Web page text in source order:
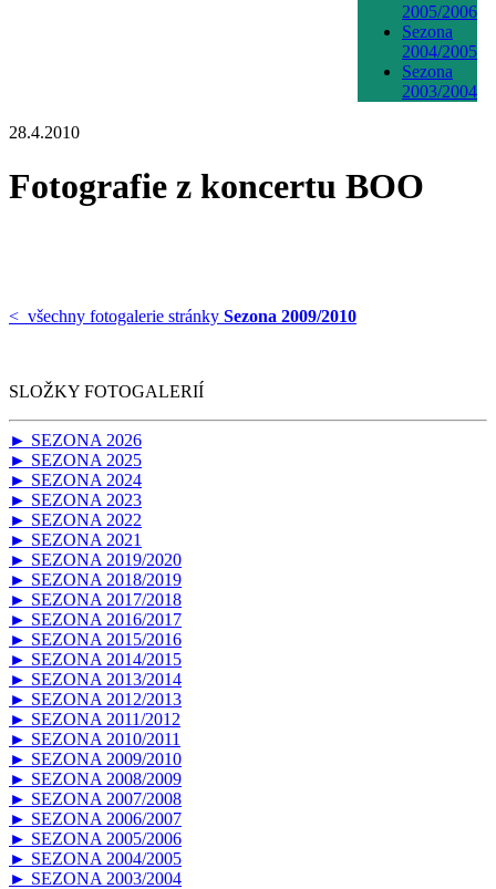
2005/2006
Sezona
2004/2005
Sezona
2003/2004
28.4.2010
Fotografie z koncertu BOO
< všechny fotogalerie stránky Sezona 2009/2010
SLOŽKY FOTOGALERIÍ
► SEZONA 2026
► SEZONA 2025
► SEZONA 2024
► SEZONA 2023
► SEZONA 2022
► SEZONA 2021
► SEZONA 2019/2020
► SEZONA 2018/2019
► SEZONA 2017/2018
► SEZONA 2016/2017
► SEZONA 2015/2016
► SEZONA 2014/2015
► SEZONA 2013/2014
► SEZONA 2012/2013
► SEZONA 2011/2012
► SEZONA 2010/2011
► SEZONA 2009/2010
► SEZONA 2008/2009
► SEZONA 2007/2008
► SEZONA 2006/2007
► SEZONA 2005/2006
► SEZONA 2004/2005
► SEZONA 2003/2004